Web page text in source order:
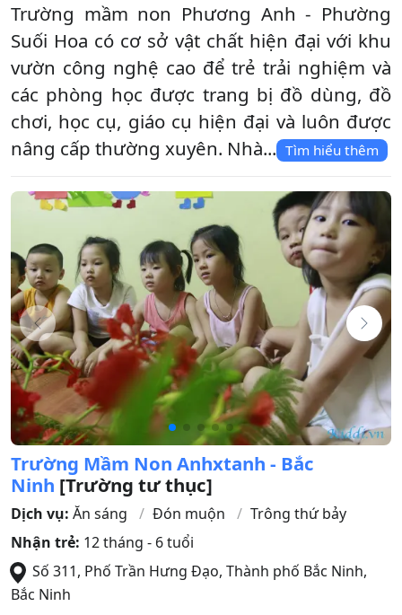
Trường mầm non Phương Anh - Phường
Suối Hoa có cơ sở vật chất hiện đại với khu
vườn công nghệ cao để trẻ trải nghiệm và
các phòng học được trang bị đồ dùng, đồ
chơi, học cụ, giáo cụ hiện đại và luôn được
nâng cấp thường xuyên. Nhà... Tìm hiểu thêm
Trường Mầm Non Anhxtanh - Bắc
Ninh [Trường tư thục]
Dịch vụ: Ăn sáng Đón muộn
Trông thứ bảy
Nhận trẻ: 12 tháng - 6 tuổi
Số 311, Phố Trần Hưng Đạo, Thành phố Bắc Ninh,
Bắc Ninh